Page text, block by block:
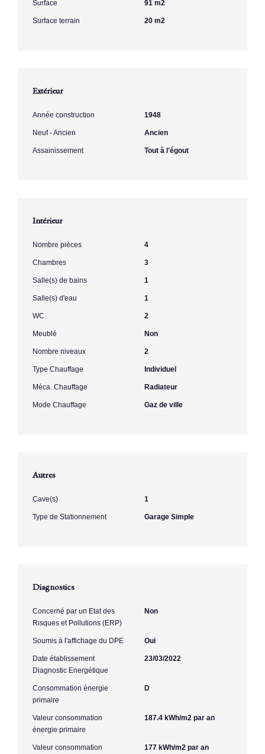
Surface 91 m2
Surface terrain 20 m2
Extérieur
Année construction 1948
Neuf - Ancien Ancien
Assainissement Tout à l'égout
Intérieur
Nombre pièces 4
Chambres 3
Salle(s) de bains 1
Salle(s) d'eau 1
WC 2
Meublé Non
Nombre niveaux 2
Type Chauffage Individuel
Méca. Chauffage Radiateur
Mode Chauffage Gaz de ville
Autres
Cave(s) 1
Type de Stationnement Garage Simple
Diagnostics
Concerné par un Etat des
Risques et Pollutions (ERP)
Non
Soumis à l'affichage du DPE Oui
Date établissement
Diagnostic Energétique
23/03/2022
Consommation énergie
primaire
D
Valeur consommation
énergie primaire
187.4 kWh/m2 par an
Valeur consommation
177 kWh/m2 par an